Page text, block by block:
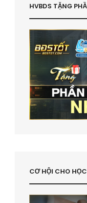
HVBDS TẶNG
CƠ HỘI CHO